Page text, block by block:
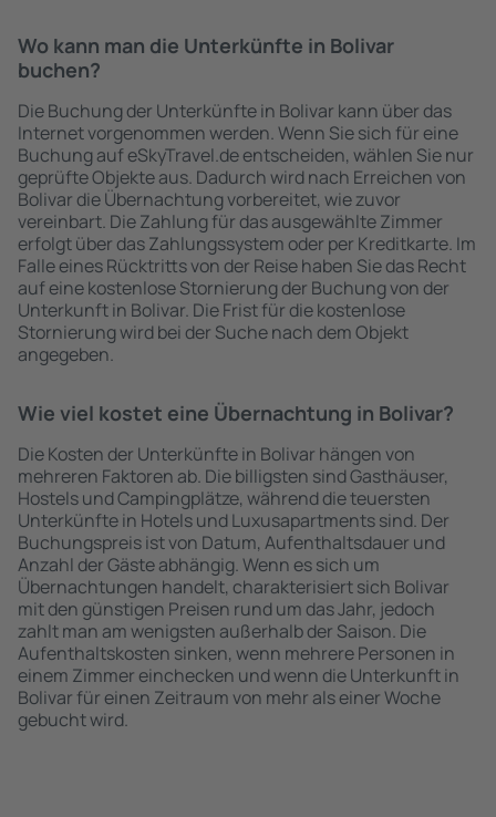
Wo kann man die Unterkünfte in Bolivar
buchen?
Die Buchung der Unterkünfte in Bolivar kann über das
Internet vorgenommen werden. Wenn Sie sich für eine
Buchung auf eSkyTravel.de entscheiden, wählen Sie nur
geprüfte Objekte aus. Dadurch wird nach Erreichen von
Bolivar die Übernachtung vorbereitet, wie zuvor
vereinbart. Die Zahlung für das ausgewählte Zimmer
erfolgt über das Zahlungssystem oder per Kreditkarte. Im
Falle eines Rücktritts von der Reise haben Sie das Recht
auf eine kostenlose Stornierung der Buchung von der
Unterkunft in Bolivar. Die Frist für die kostenlose
Stornierung wird bei der Suche nach dem Objekt
angegeben.
Wie viel kostet eine Übernachtung in Bolivar?
Die Kosten der Unterkünfte in Bolivar hängen von
mehreren Faktoren ab. Die billigsten sind Gasthäuser,
Hostels und Campingplätze, während die teuersten
Unterkünfte in Hotels und Luxusapartments sind. Der
Buchungspreis ist von Datum, Aufenthaltsdauer und
Anzahl der Gäste abhängig. Wenn es sich um
Übernachtungen handelt, charakterisiert sich Bolivar
mit den günstigen Preisen rund um das Jahr, jedoch
zahlt man am wenigsten außerhalb der Saison. Die
Aufenthaltskosten sinken, wenn mehrere Personen in
einem Zimmer einchecken und wenn die Unterkunft in
Bolivar für einen Zeitraum von mehr als einer Woche
gebucht wird.